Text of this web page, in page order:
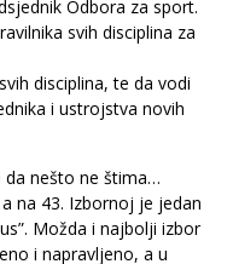
Odbora za sport.
svih disciplina za
disciplina, te da vodi
i ustrojstva novih
da nešto ne štima…
na 43. Izbornoj je jedan
Možda i najbolji izbor
i napravljeno, a u